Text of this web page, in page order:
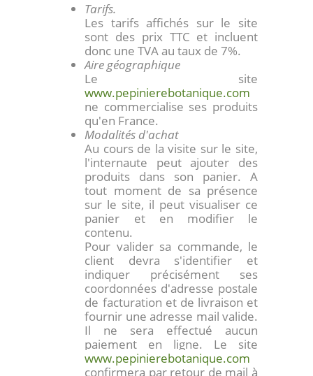
Tarifs.
Les tarifs affichés sur le site
sont des prix TTC et incluent
donc une TVA au taux de 7%.
Aire géographique
Le site
www.pepinierebotanique.com
ne commercialise ses produits
qu'en France.
Modalités d'achat
Au cours de la visite sur le site,
l'internaute peut ajouter des
produits dans son panier. A
tout moment de sa présence
sur le site, il peut visualiser ce
panier et en modifier le
contenu.
Pour valider sa commande, le
client devra s'identifier et
indiquer précisément ses
coordonnées d'adresse postale
de facturation et de livraison et
fournir une adresse mail valide.
Il ne sera effectué aucun
paiement en ligne. Le site
www.pepinierebotanique.com
confirmera par retour de mail à